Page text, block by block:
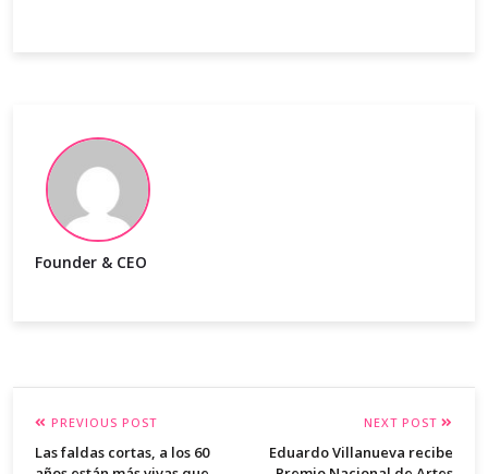
Founder & CEO
PREVIOUS POST
Las faldas cortas, a los 60
NEXT POST
Eduardo Villanueva recibe